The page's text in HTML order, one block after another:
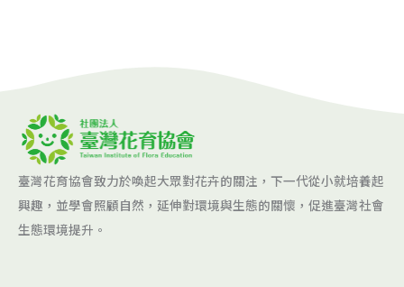
臺灣花育協會致力於喚起大眾對花卉的關注，下一代從小就培養起
興趣，並學會照顧自然，延伸對環境與生態的關懷，促進臺灣社會
生態環境提升。